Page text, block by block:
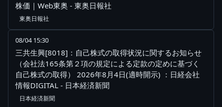
株価｜Web東奥 - 東奥日報社
東奥日報社
08/04 15:30
三共生興[8018]：自己株式の取得状況に関するお知らせ
（会社法165条第２項の規定による定款の定めに基づく
自己株式の取得） 2026年8月4日(適時開示) ：日経会社
情報DIGITAL - 日本経済新聞
日本経済新聞